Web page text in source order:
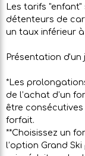
Les tarifs
détenteurs de
un taux inférieur à
Présentation
*Les
de l’achat d’un
être
forfait.
**Choisissez un
l’option Grand